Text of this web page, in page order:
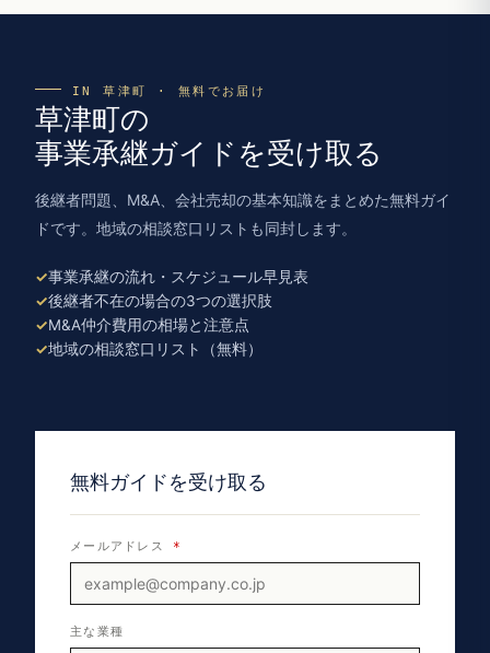
IN 草津町 · 無料でお届け
草津町の
事業承継ガイドを受け取る
後継者問題、M&A、会社売却の基本知識をまとめた無料ガイ
ドです。地域の相談窓口リストも同封します。
事業承継の流れ・スケジュール早見表
後継者不在の場合の3つの選択肢
M&A仲介費用の相場と注意点
地域の相談窓口リスト（無料）
無料ガイドを受け取る
メールアドレス *
主な業種